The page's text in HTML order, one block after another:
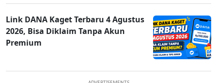
Link DANA Kaget Terbaru 4 Agustus
2026, Bisa Diklaim Tanpa Akun
Premium